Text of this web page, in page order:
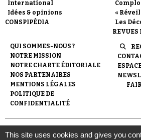
Demander à
International
Idées & opinions
CONSPIPÉDIA
«
Les
REVUES
QUI SOMMES-NOUS ?
NOTRE MISSION
NOTRE CHARTE ÉDITORIALE
NOS PARTENAIRES
MENTIONS LÉGALES
POLITIQUE DE
CONFIDENTIALITÉ
© 2007- 2026 Conspiracy Watch | Une
l'Observatoire du conspirationnisme
This site uses cookies and gives you